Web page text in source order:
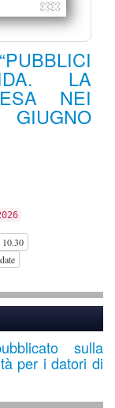
LA
NEI
10.30
sulla
per i datori di